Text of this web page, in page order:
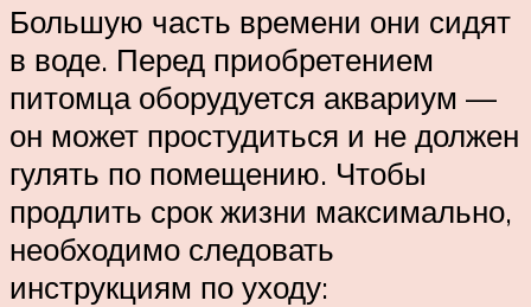
Большую часть времени они сидят
в воде. Перед приобретением
питомца оборудуется аквариум —
он может простудиться и не должен
гулять по помещению. Чтобы
продлить срок жизни максимально,
необходимо следовать
инструкциям по уходу: